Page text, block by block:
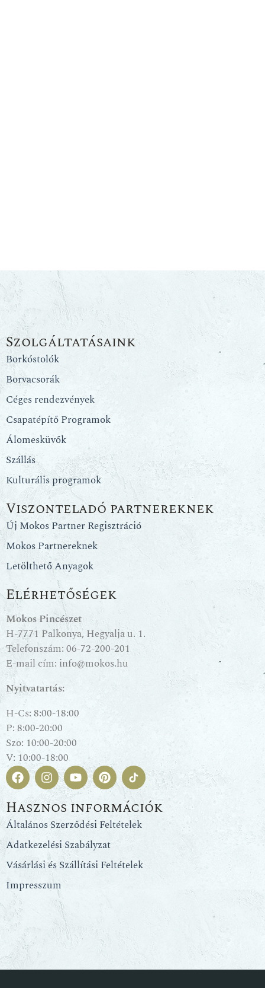
Szolgáltatásaink
Borkóstolók
Borvacsorák
Céges rendezvények
Csapatépítő Programok
Álomesküvők
Szállás
Kulturális programok
Viszonteladó partnereknek
Új Mokos Partner Regisztráció
Mokos Partnereknek
Letölthető Anyagok
Elérhetőségek
Mokos Pincészet
H-7771 Palkonya, Hegyalja u. 1.
Telefonszám:06-72-200-201
E-mail cím: info@mokos.hu
Nyitvatartás:
H-Cs: 8:00-18:00
P: 8:00-20:00
Szo: 10:00-20:00
V: 10:00-18:00
Hasznos információk
Általános Szerződési Feltételek
Adatkezelési Szabályzat
Vásárlási és Szállítási Feltételek
Impresszum